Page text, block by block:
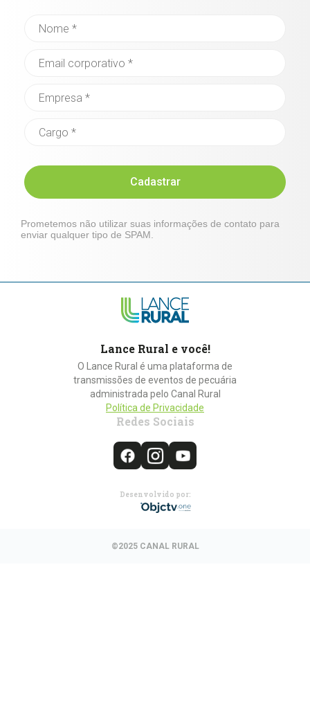
Cadastrar
Prometemos não utilizar suas informações de contato para
enviar qualquer tipo de SPAM.
Lance Rural e você!
O Lance Rural é uma plataforma de
transmissões de eventos de pecuária
administrada pelo Canal Rural
Política de Privacidade
Redes Sociais
Desenvolvido por:
©2025 CANAL RURAL